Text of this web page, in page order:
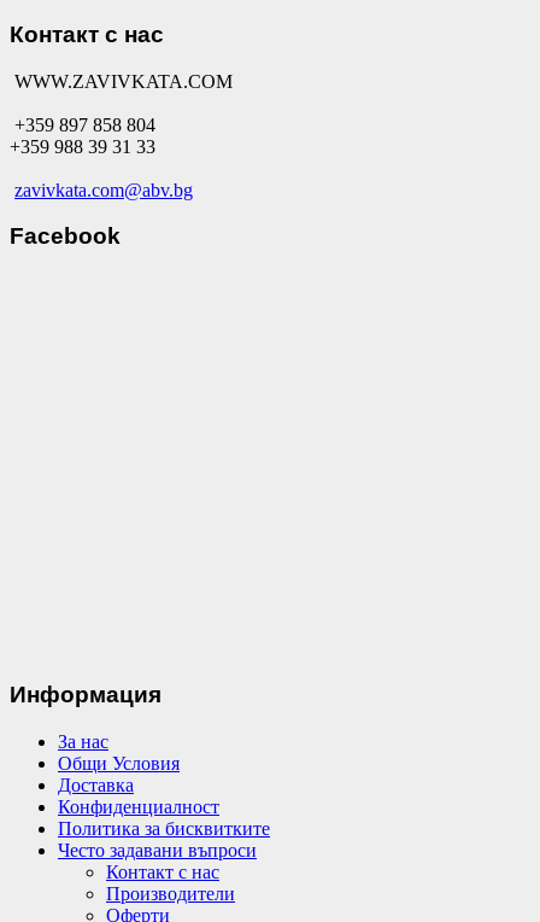
Контакт с нас
WWW.ZAVIVKATA.COM
+359 897 858 804
+359 988 39 31 33
zavivkata.com@abv.bg
Facebook
Информация
За нас
Общи Условия
Доставка
Конфиденциалност
Политика за бисквитките
Често задавани въпроси
Контакт с нас
Производители
Оферти